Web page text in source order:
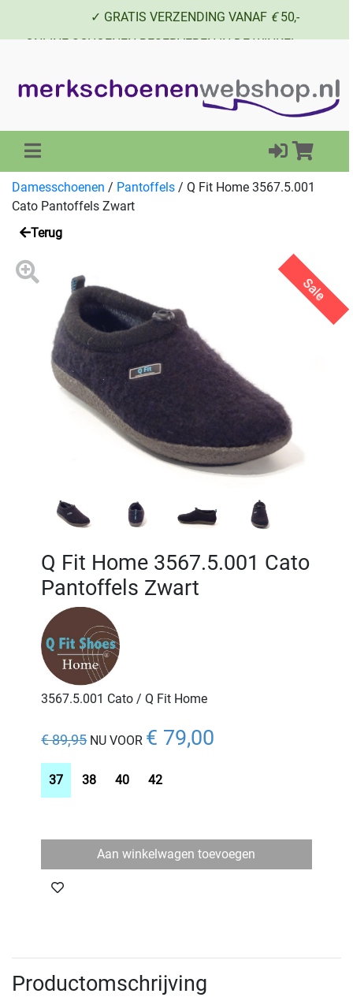
✓ GRATIS VERZENDING VANAF €50,-
✓ ONLINE SCHOENEN RESERVEREN IN DE WINKEL
Damesschoenen / Pantoffels / Q Fit Home 3567.5.001
Cato Pantoffels Zwart
Terug
Sale
Q Fit Home 3567.5.001 Cato
Pantoffels Zwart
3567.5.001 Cato / Q Fit Home
€ 89,95 NU VOOR € 79,00
37 38 40 42
Aan winkelwagen toevoegen
Productomschrijving